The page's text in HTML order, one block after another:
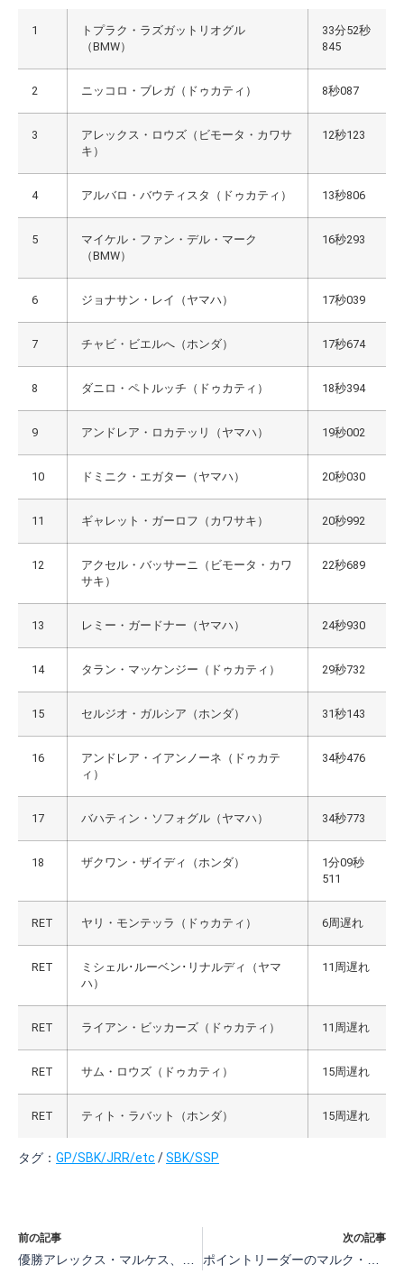
1
トプラク・ラズガットリオグル
（BMW）
33分52秒
845
2 ニッコロ・ブレガ（ドゥカティ） 8秒087
3
アレックス・ロウズ（ビモータ・カワサ
キ）
12秒123
4 アルバロ・バウティスタ（ドゥカティ） 13秒806
5
マイケル・ファン・デル・マーク
（BMW）
16秒293
6 ジョナサン・レイ（ヤマハ） 17秒039
7 チャビ・ビエルへ（ホンダ） 17秒674
8 ダニロ・ペトルッチ（ドゥカティ） 18秒394
9 アンドレア・ロカテッリ（ヤマハ） 19秒002
10 ドミニク・エガター（ヤマハ） 20秒030
11 ギャレット・ガーロフ（カワサキ） 20秒992
12
アクセル・バッサーニ（ビモータ・カワ
サキ）
22秒689
13 レミー・ガードナー（ヤマハ） 24秒930
14 タラン・マッケンジー（ドゥカティ） 29秒732
15 セルジオ・ガルシア（ホンダ） 31秒143
16
アンドレア・イアンノーネ（ドゥカテ
ィ）
34秒476
17 バハティン・ソフォグル（ヤマハ） 34秒773
18 ザクワン・ザイディ（ホンダ）
1分09秒
511
RET ヤリ・モンテッラ（ドゥカティ） 6周遅れ
RET
ミシェル･ルーベン･リナルディ（ヤマ
ハ）
11周遅れ
RET ライアン・ビッカーズ（ドゥカティ） 11周遅れ
RET サム・ロウズ（ドゥカティ） 15周遅れ
RET ティト・ラバット（ホンダ） 15周遅れ
タグ： GP/SBK/JRR/etc /SBK/SSP
前の記事
優勝アレックス・マルケス、2位マルク・マルケス、3位エネア・バスティアニーニ、小椋6位10ポイント獲得【MotoGP第15戦カタルニアMotoGP決勝】
次の記事
ポイントリーダーのマルク・マルケス、今季2勝のアレックス・マルケス、1勝のフランチェスコ・バニャーヤは地元へ帰還【MotoGP第16戦サンマリノ】プレビュー